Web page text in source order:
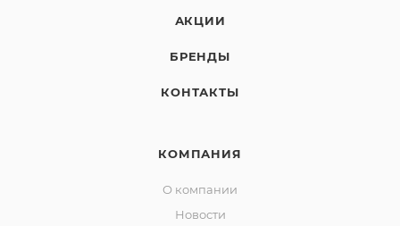
АКЦИИ
БРЕНДЫ
КОНТАКТЫ
КОМПАНИЯ
О компании
Новости